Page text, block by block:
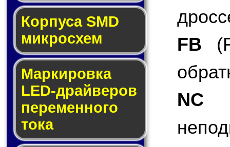
Корпуса SMD
мик­ро­схем
Маркировка
LED-драй­ве­ров
пе­ре­мен­но­го
то­ка
FB
NC